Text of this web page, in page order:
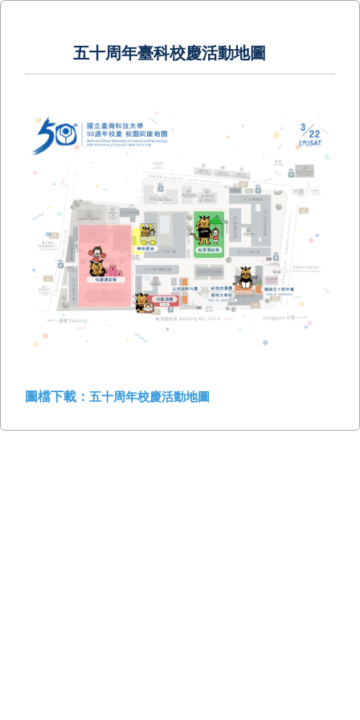
五十周年臺科校慶活動地圖
圖檔下載： 五十周年校慶活動地圖